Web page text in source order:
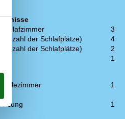
Schlafzimmer
3
(Anzahl der Schlafplätze)
4
(Anzahl der Schlafplätze)
2
1
Badezimmer
1
1